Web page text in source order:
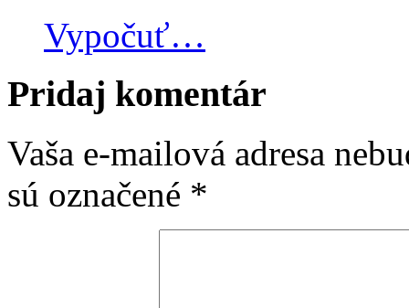
Vypočuť…
Pridaj komentár
Vaša e-mailová adresa
sú označené *